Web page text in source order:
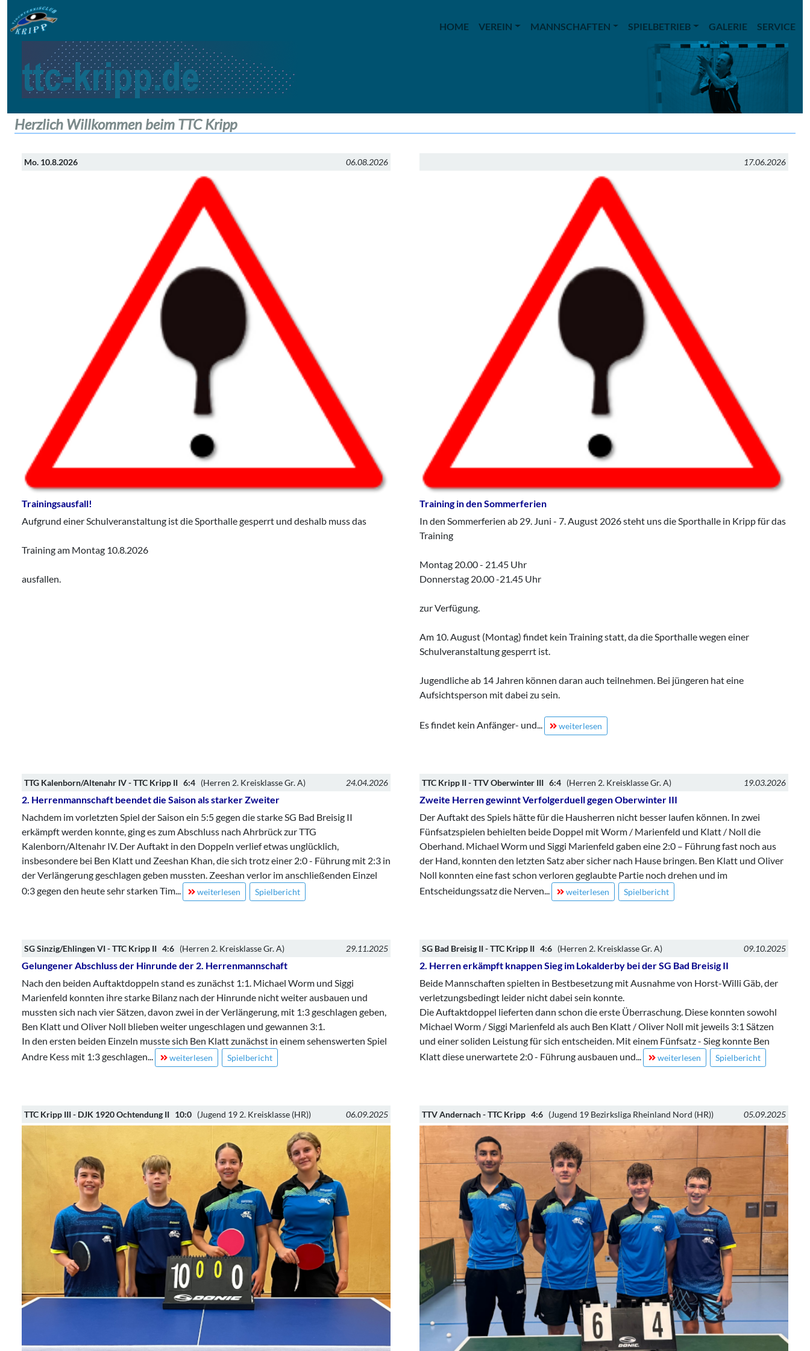
HOME VEREIN MANNSCHAFTEN SPIELBETRIEB GALERIE SERVICE
Herzlich Willkommen beim TTC Kripp
Mo. 10.8.2026 06.08.2026
Trainingsausfall!
Aufgrund einer Schulveranstaltung ist die Sporthalle gesperrt und deshalb muss das
Training am Montag 10.8.2026
ausfallen.
17.06.2026
Training in den Sommerferien
In den Sommerferien ab 29. Juni - 7. August 2026 steht uns die Sporthalle in Kripp für das
Training
Montag 20.00 - 21.45 Uhr
Donnerstag 20.00 -21.45 Uhr
zur Verfügung.
Am 10. August (Montag) findet kein Training statt, da die Sporthalle wegen einer
Schulveranstaltung gesperrt ist.
Jugendliche ab 14 Jahren können daran auch teilnehmen. Bei jüngeren hat eine
Aufsichtsperson mit dabei zu sein.
Es findet kein Anfänger- und weiterlesen
TTG Kalenborn/Altenahr IV - TTC Kripp II 6:4 (Herren 2. Kreisklasse Gr. A) 24.04.2026
2. Herrenmannschaft beendet die Saison als starker Zweiter
Nachdem im vorletzten Spiel der Saison ein 5:5 gegen die starke SG Bad Breisig II
erkämpft werden konnte, ging es zum Abschluss nach Ahrbrück zur TTG
Kalenborn/Altenahr IV. Der Auftakt in den Doppeln verlief etwas unglücklich,
insbesondere bei Ben Klatt und Zeeshan Khan, die sich trotz einer 2:0 - Führung mit 2:3 in
der Verlängerung geschlagen geben mussten. Zeeshan verlor im anschließenden Einzel
0:3 gegen den heute sehr starken Tim
weiterlesen Spielbericht
TTC Kripp II - TTV Oberwinter III 6:4 (Herren 2. Kreisklasse Gr. A) 19.03.2026
Zweite Herren gewinnt Verfolgerduell gegen Oberwinter III
Der Auftakt des Spiels hätte für die Hausherren nicht besser laufen können. In zwei
Fünfsatzspielen behielten beide Doppel mit Worm / Marienfeld und Klatt / Noll die
Oberhand. Michael Worm und Siggi Marienfeld gaben eine 2:0 – Führung fast noch aus
der Hand, konnten den letzten Satz aber sicher nach Hause bringen. Ben Klatt und Oliver
Noll konnten eine fast schon verloren geglaubte Partie noch drehen und im
Entscheidungssatz die Nerven
weiterlesen Spielbericht
SG Sinzig/Ehlingen VI - TTC Kripp II 4:6 (Herren 2. Kreisklasse Gr. A) 29.11.2025
Gelungener Abschluss der Hinrunde der 2. Herrenmannschaft
Nach den beiden Auftaktdoppeln stand es zunächst 1:1. Michael Worm und Siggi
Marienfeld konnten ihre starke Bilanz nach der Hinrunde nicht weiter ausbauen und
mussten sich nach vier Sätzen, davon zwei in der Verlängerung, mit 1:3 geschlagen geben,
Ben Klatt und Oliver Noll blieben weiter ungeschlagen und gewannen 3:1.
In den ersten beiden Einzeln musste sich Ben Klatt zunächst in einem sehenswerten Spiel
Andre Kess mit 1:3 geschlagen
weiterlesen Spielbericht
SG Bad Breisig II - TTC Kripp II 4:6 (Herren 2. Kreisklasse Gr. A) 09.10.2025
2. Herren erkämpft knappen Sieg im Lokalderby bei der SG Bad Breisig II
Beide Mannschaften spielten in Bestbesetzung mit Ausnahme von Horst-Willi Gäb, der
verletzungsbedingt leider nicht dabei sein konnte.
Die Auftaktdoppel lieferten dann schon die erste Überraschung. Diese konnten sowohl
Michael Worm / Siggi Marienfeld als auch Ben Klatt / Oliver Noll mit jeweils 3:1 Sätzen
und einer soliden Leistung für sich entscheiden. Mit einem Fünfsatz - Sieg konnte Ben
Klatt diese unerwartete 2:0 - Führung ausbauen und
weiterlesen Spielbericht
TTC Kripp III - DJK 1920 Ochtendung II 10:0 (Jugend 19 2. Kreisklasse (HR)) 06.09.2025 TTV Andernach - TTC Kripp 4:6 (Jugend 19 Bezirksliga Rheinland Nord (HR)) 05.09.2025